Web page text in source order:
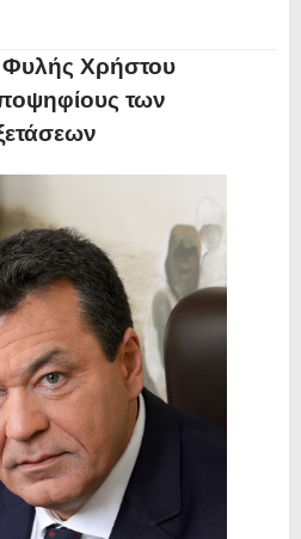
Χρήστου
των